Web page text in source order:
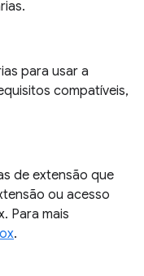
para usar a
compatíveis,
de extensão que
ou acesso
Para mais
.